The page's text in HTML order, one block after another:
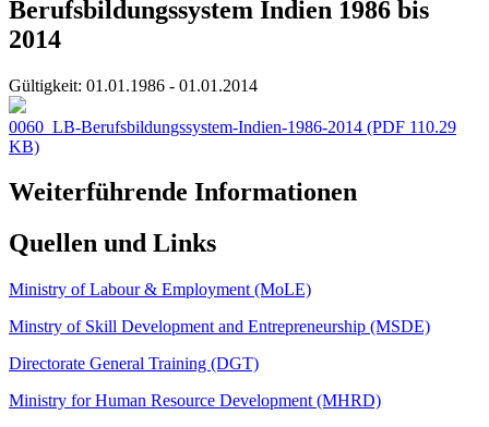
Berufsbildungssystem Indien 1986 bis
2014
Gültigkeit: 01.01.1986 - 01.01.2014
0060_LB-Berufsbildungssystem-Indien-1986-2014 (PDF 110.29
KB)
Weiterführende Informationen
Quellen und Links
Ministry of Labour & Employment (MoLE)
Minstry of Skill Development and Entrepreneurship (MSDE)
Directorate General Training (DGT)
Ministry for Human Resource Development (MHRD)